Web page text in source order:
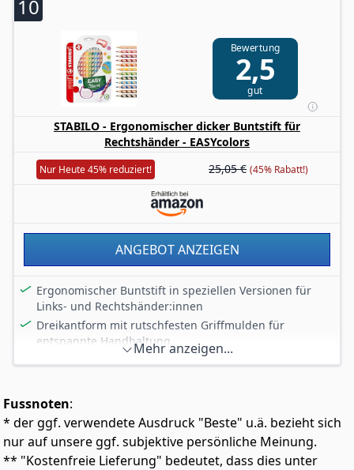
wodurch sie ideale Buntstifte sind
Mine und des Sekural-Bonding-Verfahren (SV) bieten
diese Buntstifte höchste Bruchfestigkeit,
hervorragende Spitzenhaltbarkeit und leichtes
Anspitzen
NACHHALTIGE FORSTWIRTSCHAFT: Hergestellt aus Holz
aus zertifizierter nachhaltiger Forstwirtschaft, sind
diese Buntstifte eine umweltbewusste Wahl
FABER-CASTELL: Bereichert das Leben mit Kreativität
und Selbstausdruck, inspiriert Vertrauen und Freude
durch praktische, innovative Produkte für alle
10
Bewertung
2,5
gut
STABILO - Ergonomischer dicker Buntstift für
Rechtshänder - EASYcolors
Nur Heute 45% reduziert! 25,05 € (45% Rabatt!)
ANGEBOT ANZEIGEN
Ergonomischer Buntstift in speziellen Versionen für
Links- und Rechtshänder:innen
Dreikantform mit rutschfesten Griffmulden für
entspannte Handhaltung
Minendurchmesser: 4,2 mm
Erhältlich in vielen brillanten Farben, inkl. Gold, Silber
und Weiß
Mehr anzeigen...
Fussnoten:
* der ggf. verwendete Ausdruck "Beste" u.ä. bezieht sich
nur auf unsere ggf. subjektive persönliche Meinung.
** "Kostenfreie Lieferung" bedeutet, dass dies unter